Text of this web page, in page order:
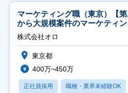
マーケティング職（東京）【
から大規模案件のマーケティ
修充実】
株式会社オロ
東京都
400万~450万
正社員採用 職種・業界未経験OK